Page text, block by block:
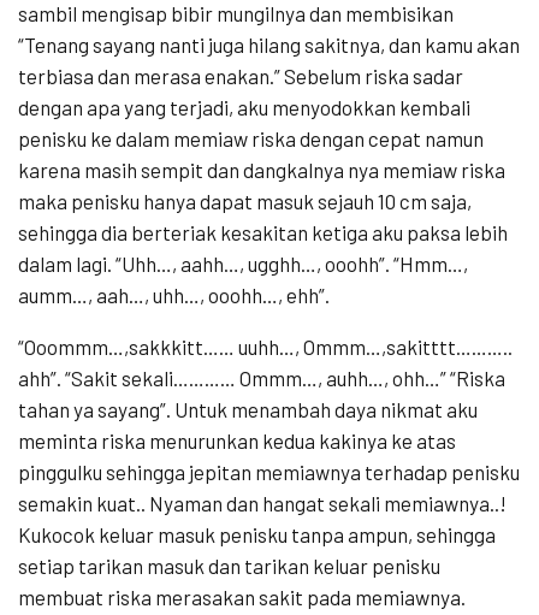
sambil mengisap bibir mungilnya dan membisikan
“Tenang sayang nanti juga hilang sakitnya, dan kamu akan
terbiasa dan merasa enakan.” Sebelum riska sadar
dengan apa yang terjadi, aku menyodokkan kembali
penisku ke dalam memiaw riska dengan cepat namun
karena masih sempit dan dangkalnya nya memiaw riska
maka penisku hanya dapat masuk sejauh 10 cm saja,
sehingga dia berteriak kesakitan ketiga aku paksa lebih
dalam lagi. “Uhh…, aahh…, ugghh…, ooohh”. “Hmm…,
aumm…, aah…, uhh…, ooohh…, ehh”.
“Ooommm…,sakkkitt…… uuhh…, Ommm…,sakitttt………..
ahh”. “Sakit sekali………… Ommm…, auhh…, ohh…” “Riska
tahan ya sayang”. Untuk menambah daya nikmat aku
meminta riska menurunkan kedua kakinya ke atas
pinggulku sehingga jepitan memiawnya terhadap penisku
semakin kuat.. Nyaman dan hangat sekali memiawnya..!
Kukocok keluar masuk penisku tanpa ampun, sehingga
setiap tarikan masuk dan tarikan keluar penisku
membuat riska merasakan sakit pada memiawnya.